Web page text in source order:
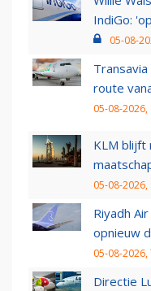
IndiGo:
05-08-
route
05-08-2026,
KLM blijft
05-08-2026,
Riyadh
opnieuw
05-08-2026,
Directie